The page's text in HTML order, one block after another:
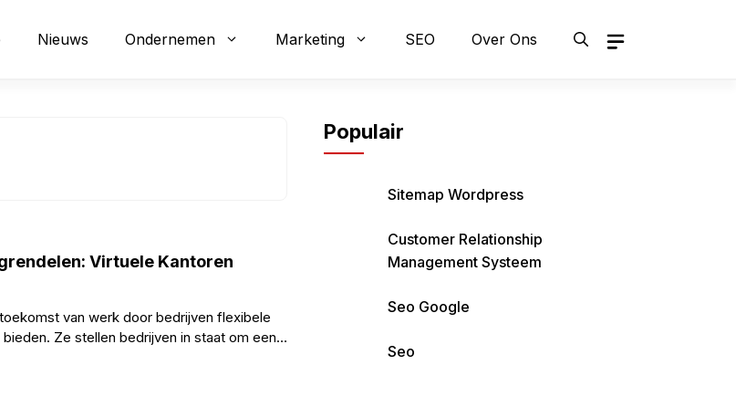
Nieuws Ondernemen Marketing SEO Over Ons
Virtuele Kantoren
van werk door bedrijven flexibele
Ze stellen bedrijven in staat om een
Populair
Sitemap Wordpress
Customer Relationship
Management Systeem
Seo Google
Seo